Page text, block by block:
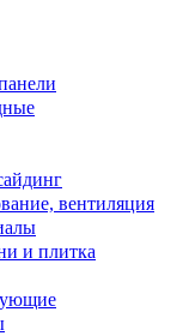
вентиляция
и плитка